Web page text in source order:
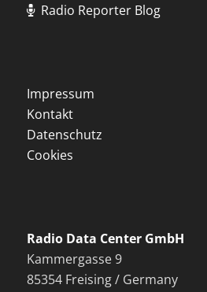
Radio Reporter Blog
Impressum
Kontakt
Datenschutz
Cookies
Radio Data Center GmbH
Kammergasse 9
85354 Freising / Germany